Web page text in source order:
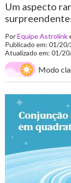
Um aspecto
PorEquipe Astrolink
Publicado em: 01/
Atualizado em: 01/
Modo